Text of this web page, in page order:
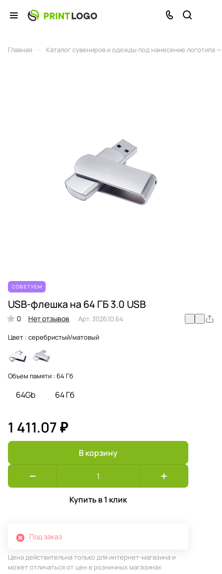
Главная Каталог сувениров и одежды под нанесение логотипа
СОВЕТУЕМ
USB-флешка на 64 ГБ 3.0 USB
0 Нет отзывов Арт. 3026.10.64
Цвет : серебристый/матовый
Объем памяти : 64 Гб
64Gb 64 Гб
1 411.07 ₽
В корзину
Купить в 1 клик
Под заказ
Цена действительна только для интернет-магазина и
может отличаться от цен в розничных магазинах